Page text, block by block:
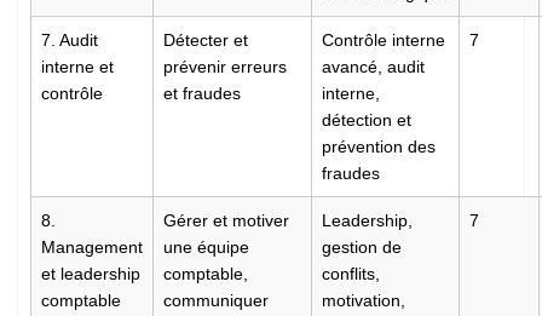
7. Audit
interne et
contrôle
Détecter et
prévenir erreurs
et fraudes
Contrôle interne
avancé, audit
interne,
détection et
prévention des
fraudes
7
8.
Management
et leadership
comptable
Gérer et motiver
une équipe
comptable,
communiquer
Leadership,
gestion de
conflits,
motivation,
7